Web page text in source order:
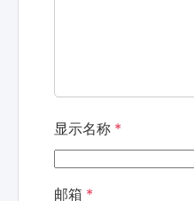
显示名称 *
邮箱 *